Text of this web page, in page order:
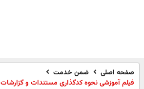
صفحه اصلی
ضمن خدمت
فیلم آموزشی نحوه کدگذاری مستندات و گزارشات